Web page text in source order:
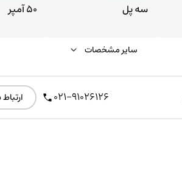
سه پل
50 آمپر
سایر مشخصات
021-91026126